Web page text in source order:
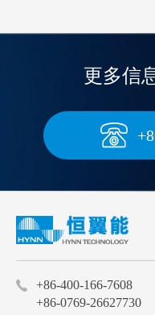
更多信
+86-400-166-7608
+86-0769-26627730